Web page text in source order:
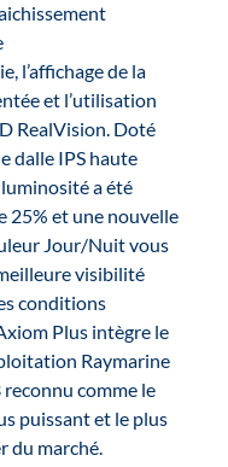
l’affichage de la
et l’utilisation
RealVision. Doté
dalle IPS haute
a été
25% et une nouvelle
Jour/Nuit vous
visibilité
conditions
Plus intègre le
Raymarine
comme le
puissant et le plus
du marché.